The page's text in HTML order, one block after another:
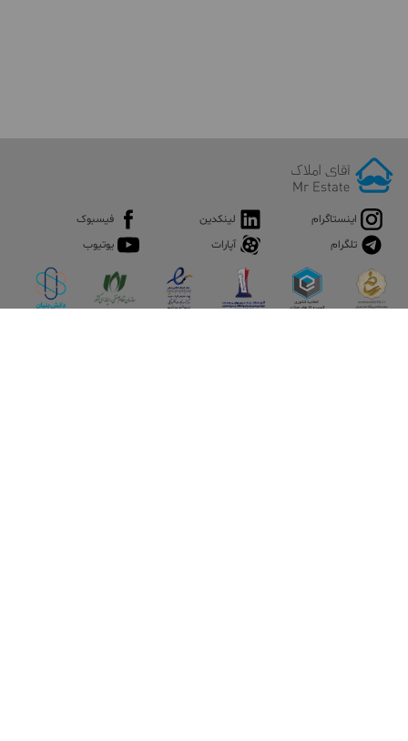
اینستاگرام لینکدین
فیسبوک
تلگرام
آپارات یوتیوب